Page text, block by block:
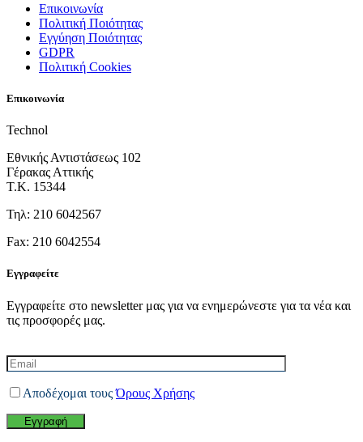
Επικοινωνία
Πολιτική Ποιότητας
Εγγύηση Ποιότητας
GDPR
Πολιτική Cookies
Επικοινωνία
Technol
Εθνικής Αντιστάσεως 102
Γέρακας Αττικής
Τ.Κ. 15344
Τηλ: 210 6042567
Fax: 210 6042554
Εγγραφείτε
Εγγραφείτε στο newsletter μας για να ενημερώνεστε για τα νέα και
τις προσφορές μας.
Αποδέχομαι τουςΌρους Χρήσης